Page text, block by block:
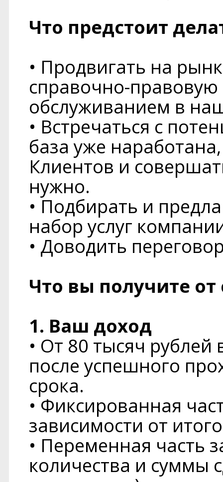
Что предстоит
• Продвигать на
справочно-правовую
обслуживанием в
• Встречаться с
база уже
Клиентов и
нужно.
• Подбирать и
набор услуг
• Доводить
Что вы получите от
1. Ваш доход
• От 80 тысяч рублей
после успешного
срока.
• Фиксированная
зависимости от
• Переменная часть
количества и суммы